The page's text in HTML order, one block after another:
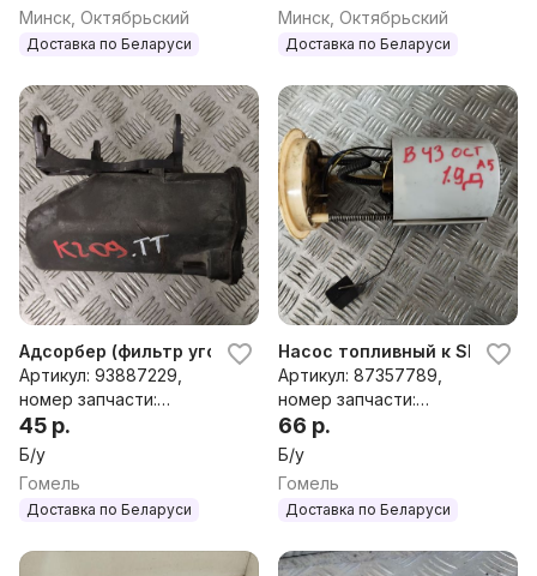
Минск, Октябрьский
Доставка по Беларуси
Минск, Октябрьский
Доставка по Беларуси
Адсорбер (фильтр угольный) к Skoda Superb 2
Артикул: 93887229,
номер запчасти:
1K0201801
45 р.
Б/у
Гомель
Доставка по Беларуси
Насос топливный к Skoda
Артикул: 87357789,
номер запчасти:
1k0919050
66 р.
Б/у
Гомель
Доставка по Беларуси